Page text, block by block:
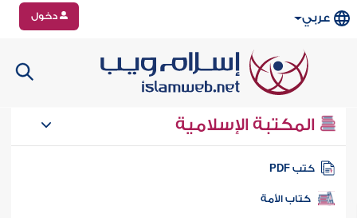
عربي دخول
المكتبة الإسلامية
كتب PDF